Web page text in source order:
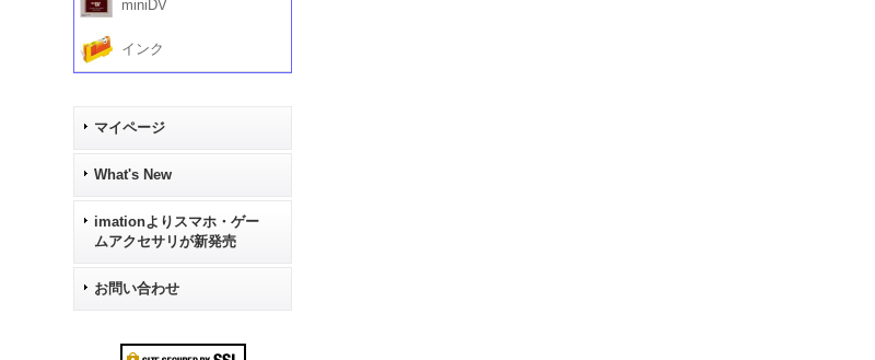
miniDV
インク
マイページ
What's New
imationよりスマホ・ゲー
ムアクセサリが新発売
お問い合わせ